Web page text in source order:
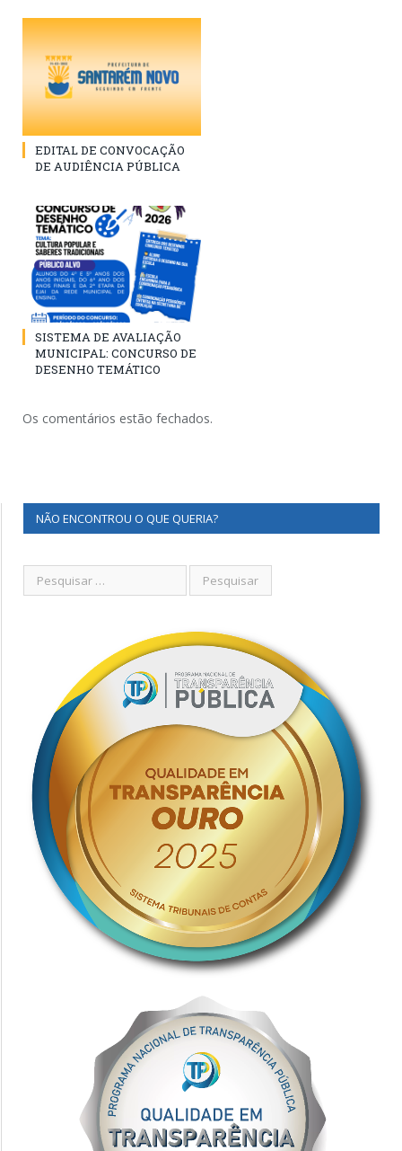
EDITAL DE CONVOCAÇÃO
DE AUDIÊNCIA PÚBLICA
SISTEMA DE AVALIAÇÃO
MUNICIPAL: CONCURSO DE
DESENHO TEMÁTICO
Os comentários estão fechados.
NÃO ENCONTROU O QUE QUERIA?